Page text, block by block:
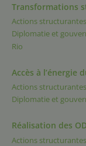
Transformations
Actions
Diplomatie et
Rio
Accès à l’énergie
Actions
Diplomatie et
Réalisation des
Actions